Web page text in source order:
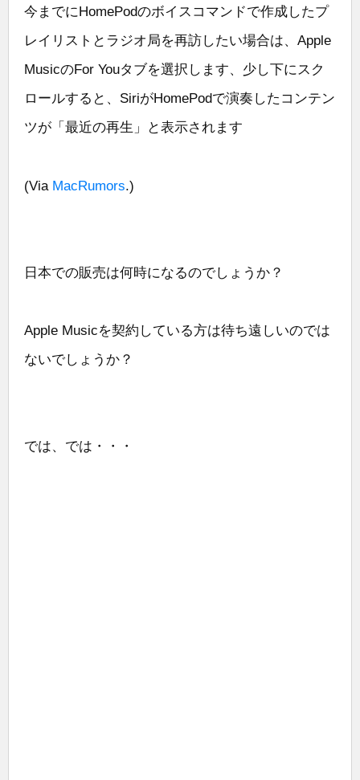
今までにHomePodのボイスコマンドで作成したプ
レイリストとラジオ局を再訪したい場合は、Apple
MusicのFor Youタブを選択します、少し下にスク
ロールすると、SiriがHomePodで演奏したコンテン
ツが「最近の再生」と表示されます
(Via MacRumors.)
日本での販売は何時になるのでしょうか？
Apple Musicを契約している方は待ち遠しいのでは
ないでしょうか？
では、では・・・